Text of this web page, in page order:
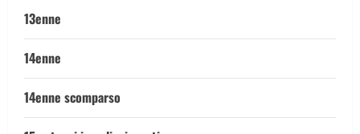
13enne
14enne
14enne scomparso